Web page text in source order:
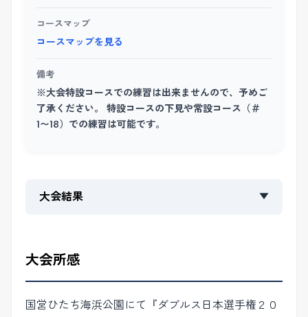
コースマップ
コースマップを見る
備考
※大会特設コースでの練習は出来ませんので、予めご
了承ください。 特設コースの下見や常設コース（＃
1〜18）での練習は可能です。
大会結果 ▼
大会所感
国営ひたち海浜公園にて『ダブルス日本選手権２０